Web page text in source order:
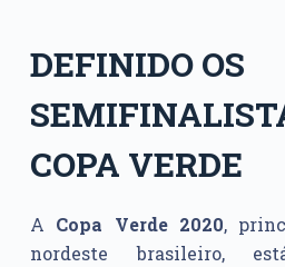
DEFINIDO OS
COPA VERDE
A Copa Verde 2020,
nordeste brasileiro,